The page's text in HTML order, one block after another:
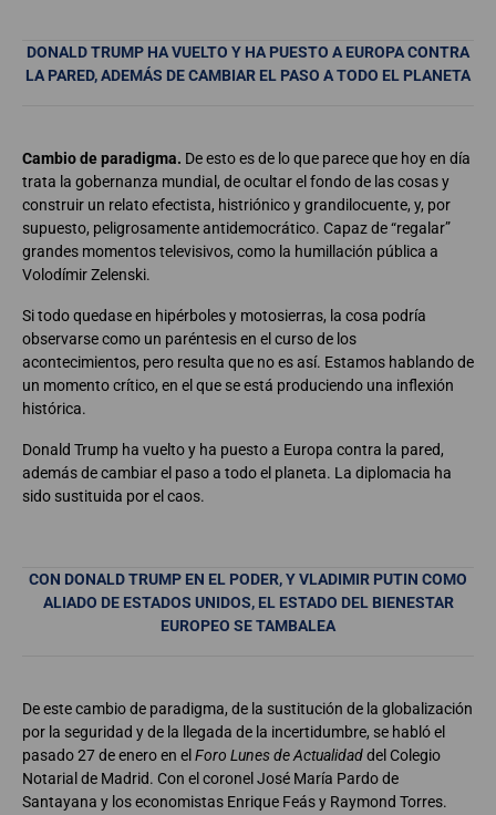
DONALD TRUMP HA VUELTO Y HA PUESTO A EUROPA CONTRA
LA PARED, ADEMÁS DE CAMBIAR EL PASO A TODO EL PLANETA
Cambio de paradigma. De esto es de lo que parece que hoy en día
trata la gobernanza mundial, de ocultar el fondo de las cosas y
construir un relato efectista, histriónico y grandilocuente, y, por
supuesto, peligrosamente antidemocrático. Capaz de “regalar”
grandes momentos televisivos, como la humillación pública a
Volodímir Zelenski.
Si todo quedase en hipérboles y motosierras, la cosa podría
observarse como un paréntesis en el curso de los
acontecimientos, pero resulta que no es así. Estamos hablando de
un momento crítico, en el que se está produciendo una inflexión
histórica.
Donald Trump ha vuelto y ha puesto a Europa contra la pared,
además de cambiar el paso a todo el planeta. La diplomacia ha
sido sustituida por el caos.
CON DONALD TRUMP EN EL PODER, Y VLADIMIR PUTIN COMO
ALIADO DE ESTADOS UNIDOS, EL ESTADO DEL BIENESTAR
EUROPEO SE TAMBALEA
De este cambio de paradigma, de la sustitución de la globalización
por la seguridad y de la llegada de la incertidumbre, se habló el
pasado 27 de enero en el Foro Lunes de Actualidaddel Colegio
Notarial de Madrid. Con el coronel José María Pardo de
Santayana y los economistas Enrique Feás y Raymond Torres.